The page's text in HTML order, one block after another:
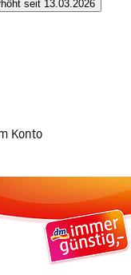
seit 13.03.2026
Konto